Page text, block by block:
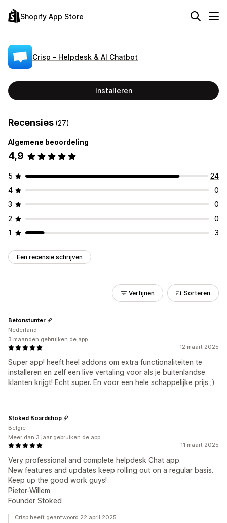
Shopify App Store
Crisp ‑ Helpdesk & AI Chatbot
Installeren
Recensies (27)
Algemene beoordeling
4,9
5
24
4
0
3
0
2
0
1
3
Een recensie schrijven
Verfijnen Sorteren
12 maart 2025
Super app! heeft heel addons om extra functionaliteiten te
installeren en zelf een live vertaling voor als je buitenlandse
klanten krijgt! Echt super. En voor een hele schappelijke prijs ;)
Betonstunter
Nederland
3 maanden gebruiken de app
11 maart 2025
Very professional and complete helpdesk Chat app.
New features and updates keep rolling out on a regular basis.
Keep up the good work guys!
Pieter-Willem
Founder Stoked
Stoked Boardshop
België
Meer dan 3 jaar gebruiken de app
Crisp heeft geantwoord 22 april 2025